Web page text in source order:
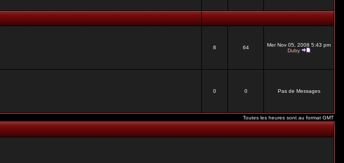
8 64
Mer Nov 05, 2008 5:43 pm
Duby
0 0 Pas de Messages
Toutes les heures sont au format GMT